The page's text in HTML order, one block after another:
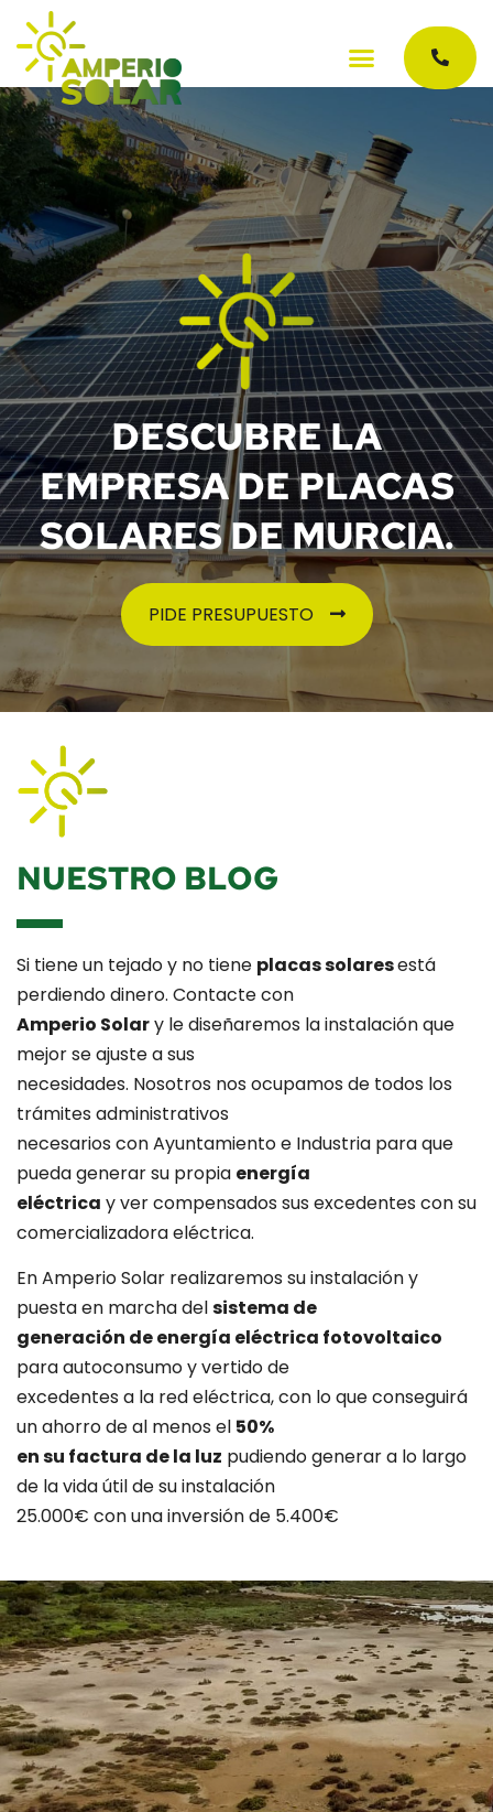
INICIO
DESCUBRE LA
EMPRESA DE PLACAS
SOLARES DE MURCIA.
PIDE PRESUPUESTO
NUESTRO BLOG
Si tiene un tejado y no tiene placas solaresestá
perdiendo dinero. Contacte con
Amperio Solary le diseñaremos la instalación que
mejor se ajuste a sus
necesidades. Nosotros nos ocupamos de todos los
trámites administrativos
necesarios con Ayuntamiento e Industria para que
pueda generar su propia energía
eléctrica y ver compensados sus excedentes con su
comercializadora eléctrica.
En Amperio Solar realizaremos su instalación y
puesta en marcha delsistema de
generación de energía eléctrica fotovoltaico
para autoconsumo y vertido de
excedentes a la red eléctrica, con lo que conseguirá
un ahorro de al menos el 50%
en su factura de la luz pudiendo generar a lo largo
de la vida útil de su instalación
25.000€ con una inversión de 5.400€